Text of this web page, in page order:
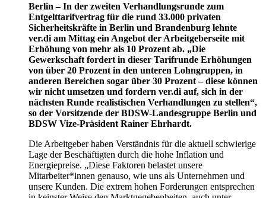
Berlin – In der zweiten Verhandlungsrunde zum
Entgelttarifvertrag für die rund 33.000 privaten
Sicherheitskräfte in Berlin und Brandenburg lehnte
ver.di am Mittag ein Angebot der Arbeitgeberseite mit
Erhöhung von mehr als 10 Prozent ab. „Die
Gewerkschaft fordert in dieser Tarifrunde Erhöhungen
von über 20 Prozent in den unteren Lohngruppen, in
anderen Bereichen sogar über 30 Prozent – diese können
wir nicht umsetzen und fordern ver.di auf, sich in der
nächsten Runde realistischen Verhandlungen zu stellen“,
so der Vorsitzende der BDSW-Landesgruppe Berlin und
BDSW Vize-Präsident Rainer Ehrhardt.
Die Arbeitgeber haben Verständnis für die aktuell schwierige
Lage der Beschäftigten durch die hohe Inflation und
Energiepreise. „Diese Faktoren belastet unsere
Mitarbeiter*innen genauso, wie uns als Unternehmen und
unsere Kunden. Die extrem hohen Forderungen entsprechen